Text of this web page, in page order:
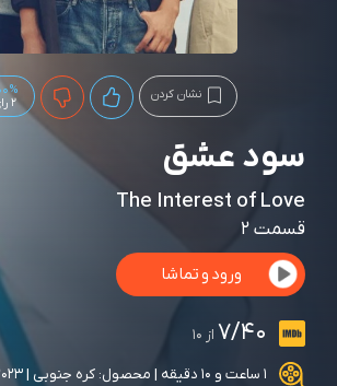
نشان کردن
2 رای
سود عشق
The Interest of Love
قسمت 2
ورود و تماشا
7/40 از 10
1 ساعت و 10 دقیقه | محصول: کره جنوبی | 2023 | دارای زیرنویس